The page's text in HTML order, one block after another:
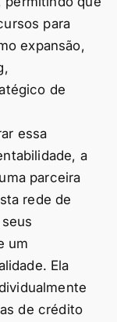
para
expansão,
de
essa
a
parceira
rede de
um
Ela
de crédito